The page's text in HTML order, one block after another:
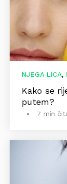
NJEGA LICA,
Kako se
putem?
7 min